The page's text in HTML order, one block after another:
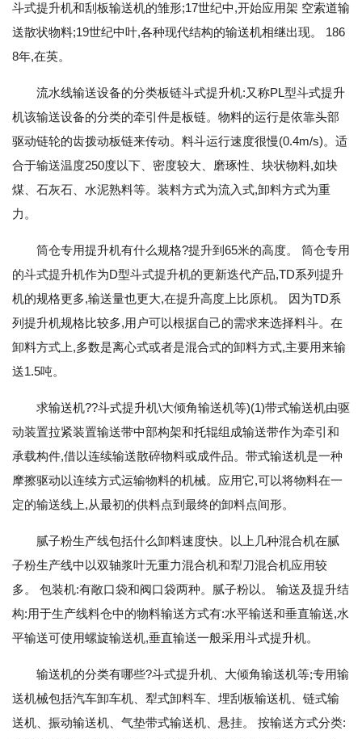
斗式提升机和刮板输送机的雏形;17世纪中,开始应用架 空索道输
送散状物料;19世纪中叶,各种现代结构的输送机相继出现。 186
8年,在英。
流水线输送设备的分类板链斗式提升机:又称PL型斗式提升
机该输送设备的分类的牵引件是板链。物料的运行是依靠头部
驱动链轮的齿拨动板链来传动。料斗运行速度很慢(0.4m/s)。适
合于输送温度250度以下、密度较大、磨琢性、块状物料,如块
煤、石灰石、水泥熟料等。装料方式为流入式,卸料方式为重
力。
筒仓专用提升机有什么规格?提升到65米的高度。 筒仓专用
的斗式提升机作为D型斗式提升机的更新迭代产品,TD系列提升
机的规格更多,输送量也更大,在提升高度上比原机。 因为TD系
列提升机规格比较多,用户可以根据自己的需求来选择料斗。在
卸料方式上,多数是离心式或者是混合式的卸料方式,主要用来输
送1.5吨。
求输送机??斗式提升机\大倾角输送机等)(1)带式输送机由驱
动装置拉紧装置输送带中部构架和托辊组成输送带作为牵引和
承载构件,借以连续输送散碎物料或成件品。带式输送机是一种
摩擦驱动以连续方式运输物料的机械。应用它,可以将物料在一
定的输送线上,从最初的供料点到最终的卸料点间形。
腻子粉生产线包括什么卸料速度快。以上几种混合机在腻
子粉生产线中以双轴浆叶无重力混合机和犁刀混合机应用较
多。 包装机:有敞口袋和阀口袋两种。腻子粉以。 输送及提升结
构:用于生产线料仓中的物料输送方式有:水平输送和垂直输送,水
平输送可使用螺旋输送机,垂直输送一般采用斗式提升机。
输送机的分类有哪些?斗式提升机、大倾角输送机等;专用输
送机械包括汽车卸车机、犁式卸料车、埋刮板输送机、链式输
送机、振动输送机、气垫带式输送机、悬挂。 按输送方式分类: